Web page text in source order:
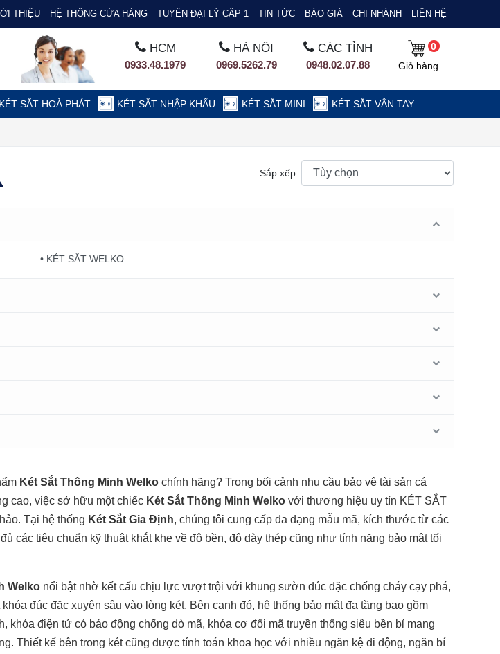
THIỆU HỆ THỐNG CỬA HÀNG TUYỂN ĐẠI LÝ CẤP 1 TIN TỨC BÁO GIÁ CHI NHÁNH LIÊN HỆ
HCM
0933.48.1979
HÀ NỘI
0969.5262.79
CÁC TỈNH
0948.02.07.88
0
Giỏ hàng
KÉT SẮT HOÀ PHÁT KÉT SẮT NHẬP KHẨU KÉT SẮT MINI KÉT SẮT VÂN TAY
Sắp xếp
• KÉT SẮT WELKO
Két Sắt Thông Minh Welko chính hãng? Trong bối cảnh nhu cầu bảo vệ tài sản cá
cao, việc sở hữu một chiếc Két Sắt Thông Minh Welko với thương hiệu uy tín KÉT SẮT
Tại hệ thống Két Sắt Gia Định, chúng tôi cung cấp đa dạng mẫu mã, kích thước từ các
các tiêu chuẩn kỹ thuật khắt khe về độ bền, độ dày thép cũng như tính năng bảo mật tối
Welko nổi bật nhờ kết cấu chịu lực vượt trội với khung sườn đúc đặc chống cháy cạy phá,
đúc đặc xuyên sâu vào lòng két. Bên cạnh đó, hệ thống bảo mật đa tầng bao gồm
khóa điện tử có báo động chống dò mã, khóa cơ đổi mã truyền thống siêu bền bỉ mang
Thiết kế bên trong két cũng được tính toán khoa học với nhiều ngăn kệ di động, ngăn bí